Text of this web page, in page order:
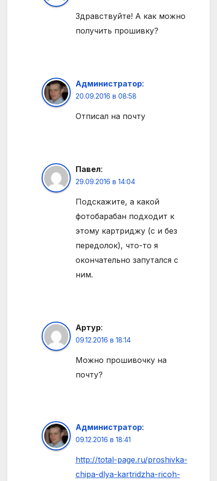
Здравствуйте! А как можно
получить прошивку?
Администратор:
20.09.2016 в 08:58
Отписал на почту
Павел:
29.09.2016 в 14:04
Подскажите, а какой
фотобарабан подходит к
этому картриджу (с и без
передолок), что-то я
окончательно запутался с
ним.
Артур:
09.12.2016 в 18:14
Можно прошивочку на
почту?
Администратор:
09.12.2016 в 18:41
http://total-page.ru/proshivka-
chipa-dlya-kartridzha-ricoh-